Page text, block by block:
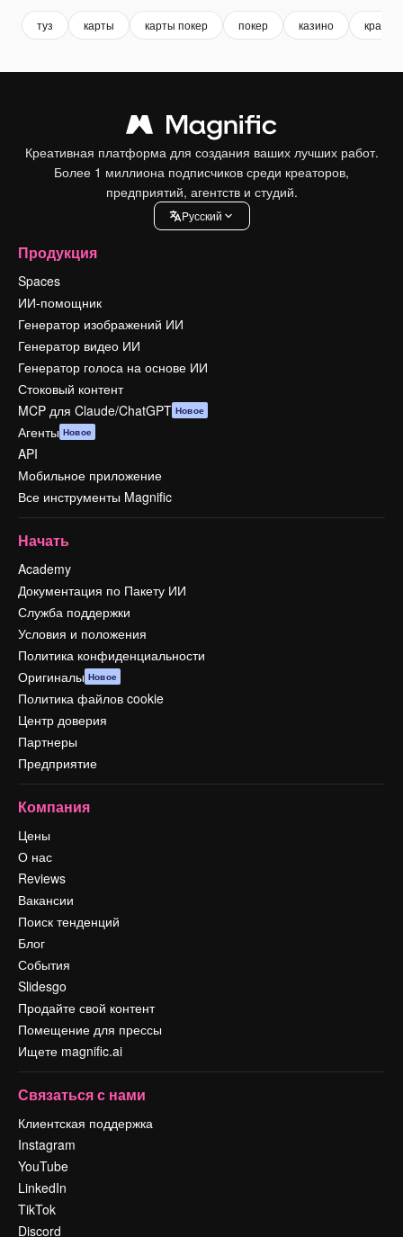
туз карты карты покер покер казино
Креативная платформа для создания ваших лучших работ.
Более 1 миллиона подписчиков среди креаторов,
предприятий, агентств и студий.
Pусский
Продукция
Spaces
ИИ-помощник
Генератор изображений ИИ
Генератор видео ИИ
Генератор голоса на основе ИИ
Стоковый контент
MCP для Claude/ChatGPT Новое
Агенты Новое
API
Мобильное приложение
Все инструменты Magnific
Начать
Academy
Документация по Пакету ИИ
Служба поддержки
Условия и положения
Политика конфиденциальности
Оригиналы Новое
Политика файлов cookie
Центр доверия
Партнеры
Предприятие
Компания
Цены
О нас
Reviews
Вакансии
Поиск тенденций
Блог
События
Slidesgo
Продайте свой контент
Помещение для прессы
Ищете magnific.ai
Связаться с нами
Клиентская поддержка
Instagram
YouTube
LinkedIn
TikTok
Discord